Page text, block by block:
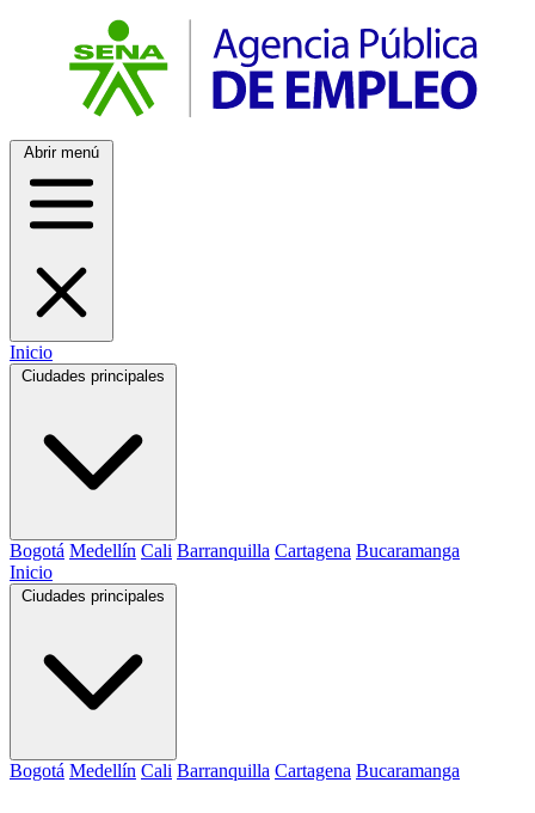
Abrir menú
Inicio
Bogotá Medellín Cali Barranquilla Cartagena Bucaramanga
Inicio
Bogotá Medellín Cali Barranquilla Cartagena Bucaramanga